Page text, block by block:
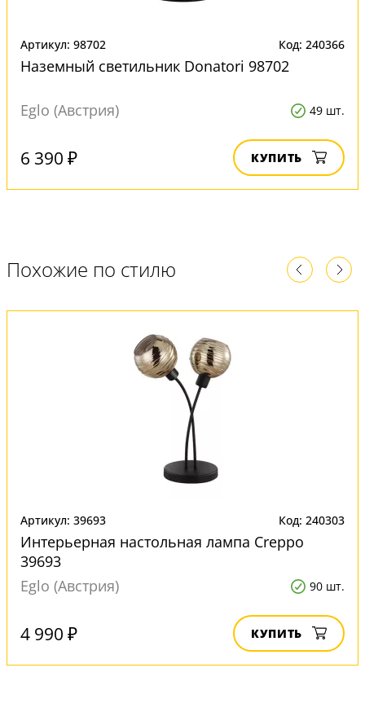
Артикул: 98702 Код: 240366
Наземный светильник Donatori 98702
Eglo (Австрия) 49 шт.
6 390 ₽ КУПИТЬ
Похожие по стилю
Артикул: 39693 Код: 240303
Интерьерная настольная лампа Creppo
39693
Eglo (Австрия)
90 шт.
4 990 ₽ КУПИТЬ